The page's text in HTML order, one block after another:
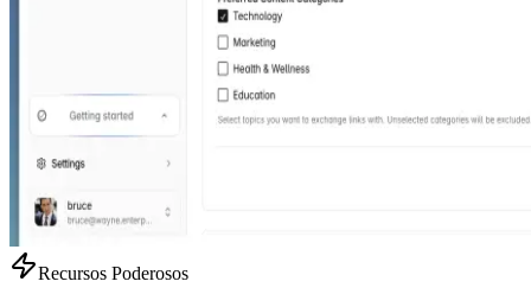
Recursos Poderosos